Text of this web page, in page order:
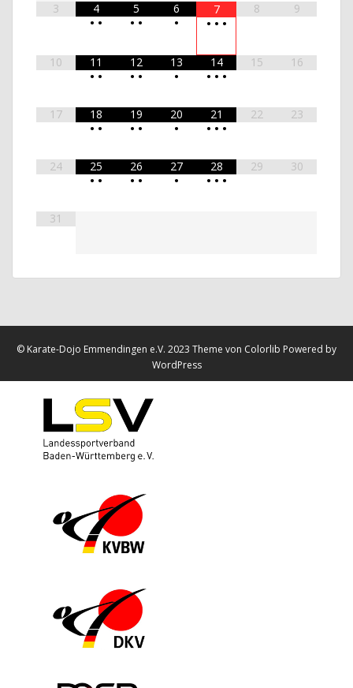
3
4
• •
5
• •
6
•
7
• • •
8 9
10
11
• •
12
• •
13
•
14
• • •
15 16
17
18
• •
19
• •
20
•
21
• • •
22 23
24
25
• •
26
• •
27
•
28
• • •
29 30
31
© Karate-Dojo Emmendingen e.V. 2023 Theme von Colorlib Powered by
WordPress